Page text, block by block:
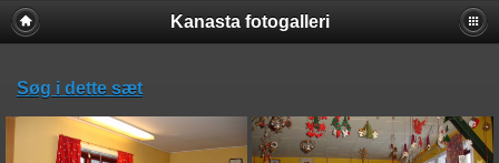
Kanasta fotogalleri
Søg i dette sæt